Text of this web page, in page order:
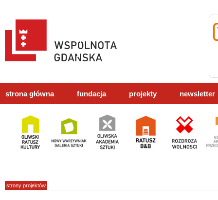
strona główna fundacja projekty newsletter
strony projektów